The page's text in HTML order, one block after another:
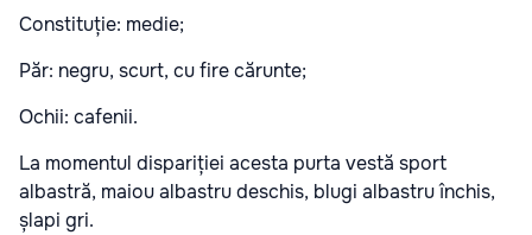
Constituție: medie;
Păr: negru, scurt, cu fire cărunte;
Ochii: cafenii.
La momentul dispariției acesta purta vestă sport
albastră, maiou albastru deschis, blugi albastru închis,
șlapi gri.